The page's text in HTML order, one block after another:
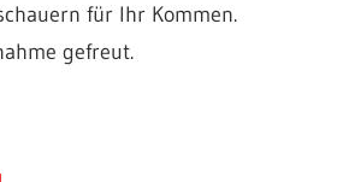
für Ihr Kommen.
gefreut.